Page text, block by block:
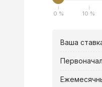
0 % 10 %
Ваша